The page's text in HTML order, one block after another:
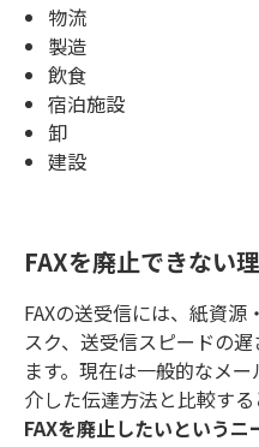
物流
製造
飲食
宿泊施設
卸
建設
FAXを廃止できない
FAXの送受信には、紙資
スク、送受信スピードの
ます。現在は一般的なメ
介した伝達方法と比較する
FAXを廃止したいというニ